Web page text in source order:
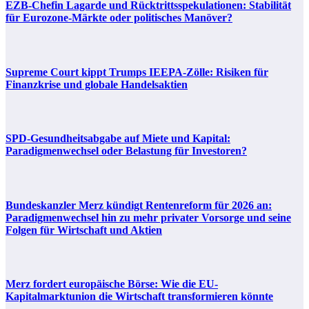
EZB-Chefin Lagarde und Rücktrittsspekulationen: Stabilität
für Eurozone-Märkte oder politisches Manöver?
Supreme Court kippt Trumps IEEPA-Zölle: Risiken für
Finanzkrise und globale Handelsaktien
SPD-Gesundheitsabgabe auf Miete und Kapital:
Paradigmenwechsel oder Belastung für Investoren?
Bundeskanzler Merz kündigt Rentenreform für 2026 an:
Paradigmenwechsel hin zu mehr privater Vorsorge und seine
Folgen für Wirtschaft und Aktien
Merz fordert europäische Börse: Wie die EU-
Kapitalmarktunion die Wirtschaft transformieren könnte